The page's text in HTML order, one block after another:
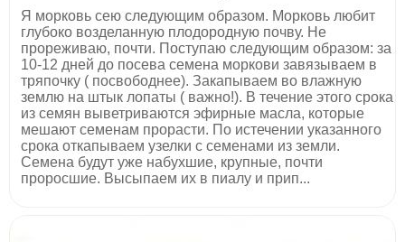
Я морковь сею следующим образом. Морковь любит
глубоко возделанную плодородную почву. Не
прореживаю, почти. Поступаю следующим образом: за
10-12 дней до посева семена моркови завязываем в
тряпочку ( посвободнее). Закапываем во влажную
землю на штык лопаты ( важно!). В течение этого срока
из семян выветриваются эфирные масла, которые
мешают семенам прорасти. По истечении указанного
срока откапываем узелки с семенами из земли.
Семена будут уже набухшие, крупные, почти
проросшие. Высыпаем их в пиалу и прип...